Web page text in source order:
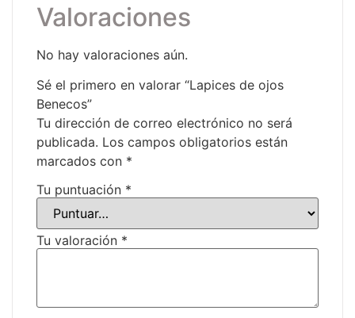
Valoraciones
No hay valoraciones aún.
Sé el primero en valorar “Lapices de ojos
Benecos”
Tu dirección de correo electrónico no será
publicada. Los campos obligatorios están
marcados con *
Tu puntuación *
Tu valoración *